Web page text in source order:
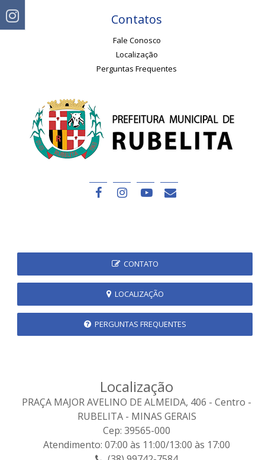
Contatos
Fale Conosco
Localização
Perguntas Frequentes
CONTATO
LOCALIZAÇÃO
PERGUNTAS FREQUENTES
Localização
PRAÇA MAJOR AVELINO DE ALMEIDA, 406 - Centro -
RUBELITA - MINAS GERAIS
Cep: 39565-000
Atendimento: 07:00 às 11:00/13:00 às 17:00